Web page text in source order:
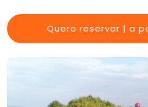
Quero reservar | a